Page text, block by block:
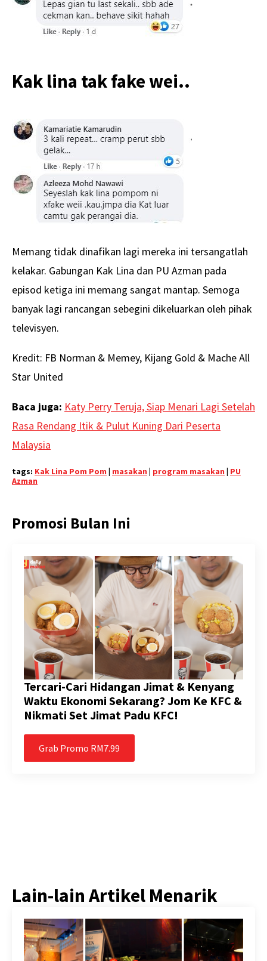
Kak lina tak fake wei..
Memang tidak dinafikan lagi mereka ini tersangatlah
kelakar. Gabungan Kak Lina dan PU Azman pada
episod ketiga ini memang sangat mantap. Semoga
banyak lagi rancangan sebegini dikeluarkan oleh pihak
televisyen.
Kredit: FB Norman & Memey, Kijang Gold & Mache All
Star United
Baca juga: Katy Perry Teruja, Siap Menari Lagi Setelah
Rasa Rendang Itik & Pulut Kuning Dari Peserta
Malaysia
tags: Kak Lina Pom Pom | masakan | program masakan | PU
Azman
Promosi Bulan Ini
Tercari-Cari Hidangan Jimat & Kenyang
Waktu Ekonomi Sekarang? Jom Ke KFC &
Nikmati Set Jimat Padu KFC!
Grab Promo RM7.99
Lain-lain Artikel Menarik